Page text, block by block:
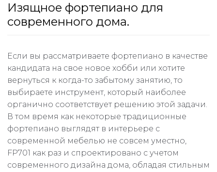
Изящное фортепиано для
современного дома.
Если вы рассматриваете фортепиано в качестве
кандидата на свое новое хобби или хотите
вернуться к когда-то забытому занятию, то
выбираете инструмент, который наиболее
органично соответствует решению этой задачи.
В том время как некоторые традиционные
фортепиано выглядят в интерьере с
современной мебелью не совсем уместно,
FP701 как раз и спроектировано с учетом
современного дизайна дома, обладая стильным